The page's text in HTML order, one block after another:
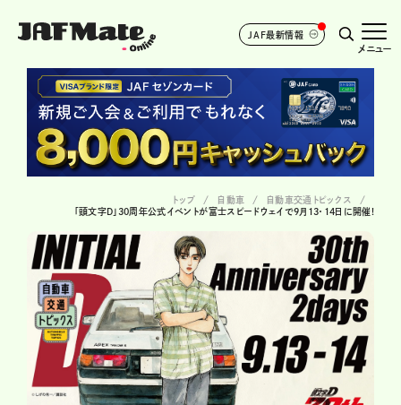
JAF最新情報
メニュー
トップ 自動車
自動車交通トピックス
「頭文字D」30周年公式イベントが富士スピードウェイで9月13・14日に開催!